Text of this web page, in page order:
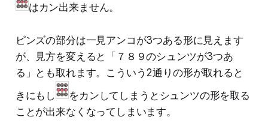
はカン出来ません。
ピンズの部分は一見アンコが3つある形に見えます
が、見方を変えると「７８９のシュンツが3つあ
る」とも取れます。こういう2通りの形が取れると
きにもし
をカンしてしまうとシュンツの形を取る
ことが出来なくなってしまいます。